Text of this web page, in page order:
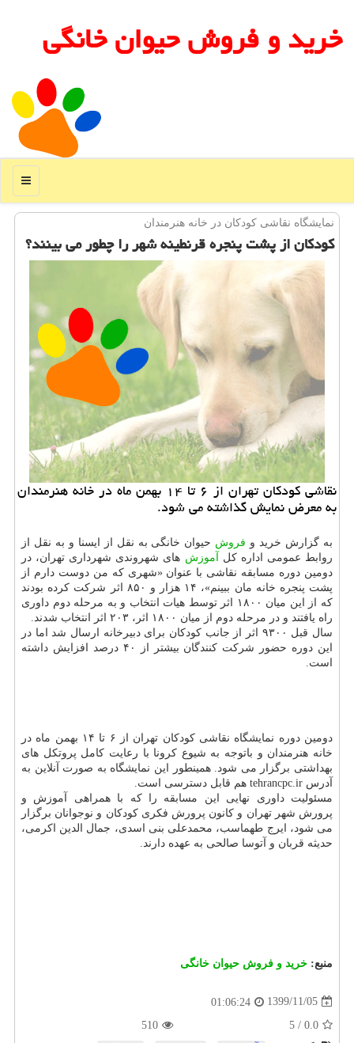
خرید و فروش حیوان خانگی
منو
نمایشگاه نقاشی كودكان در خانه هنرمندان
كودكان از پشت پنجره قرنطینه شهر را چطور می بینند؟
نقاشی کودکان تهران از ۶ تا ۱۴ بهمن ماه در خانه هنرمندان
به معرض نمایش گذاشته می شود.
به گزارش خرید و فروش حیوان خانگی به نقل از ایسنا و به نقل از
روابط عمومی اداره کل آموزش های شهروندی شهرداری تهران، در
دومین دوره مسابقه نقاشی با عنوان «شهری که من دوست دارم از
پشت پنجره خانه مان ببینم»، ۱۴ هزار و ۸۵۰ اثر شرکت کرده بودند
که از این میان ۱۸۰۰ اثر توسط هیات انتخاب و به مرحله دوم داوری
راه یافتند و در مرحله دوم از میان ۱۸۰۰ اثر، ۲۰۳ اثر انتخاب شدند.
سال قبل ۹۳۰۰ اثر از جانب کودکان برای دبیرخانه ارسال شد اما در
این دوره حضور شرکت کنندگان بیشتر از ۴۰ درصد افزایش داشته
است.
دومین دوره نمایشگاه نقاشی کودکان تهران از ۶ تا ۱۴ بهمن ماه در
خانه هنرمندان و باتوجه به شیوع کرونا با رعایت کامل پروتکل های
بهداشتی برگزار می شود. همینطور این نمایشگاه به صورت آنلاین به
آدرس tehrancpc.ir هم قابل دسترسی است.
مسئولیت داوری نهایی این مسابقه را که با همراهی آموزش و
پرورش شهر تهران و کانون پرورش فکری کودکان و نوجوانان برگزار
می شود، ایرج طهماسب، محمدعلی بنی اسدی، جمال الدین اکرمی،
حدیثه قربان و آتوسا صالحی به عهده دارند.
منبع: خرید و فروش حیوان خانگی
1399/11/05
01:06:24
0.0
/
5
510